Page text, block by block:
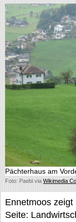
Pächterhaus am
Foto: Paebi via Wikimedia
Ennetmoos
Seite: